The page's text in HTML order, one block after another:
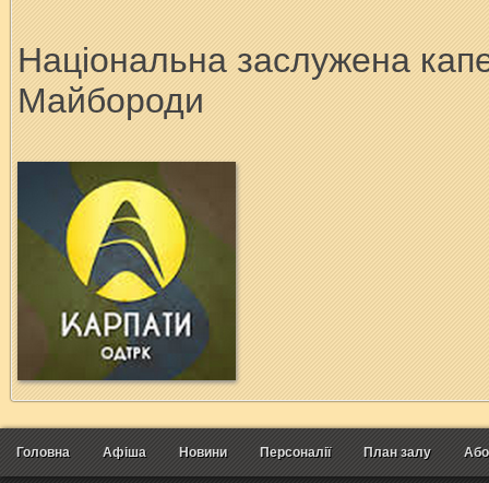
Національна заслужена
Майбороди
Головна Афіша Новини Персоналії План залу